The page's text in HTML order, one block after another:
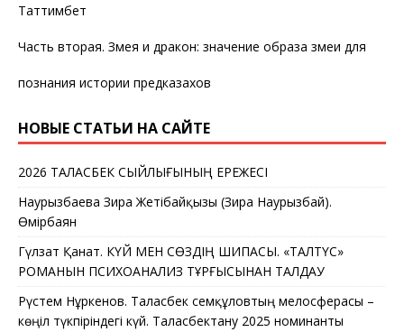
Таттимбет
Часть вторая. Змея и дракон: значение образа змеи для
познания истории предказахов
НОВЫЕ СТАТЬИ НА САЙТЕ
2026 ТАЛАСБЕК СЫЙЛЫҒЫНЫҢ ЕРЕЖЕСІ
Наурызбаева Зира Жетібайқызы (Зира Наурызбай).
Өмірбаян
Гүлзат Қанат. КҮЙ МЕН СӨЗДІҢ ШИПАСЫ. «ТАЛТҮС»
РОМАНЫН ПСИХОАНАЛИЗ ТҰРҒЫСЫНАН ТАЛДАУ
Рүстем Нұркенов. Таласбек Әсемқұловтың мелосферасы –
көңіл түкпіріндегі күй. Таласбектану 2025 номинанты